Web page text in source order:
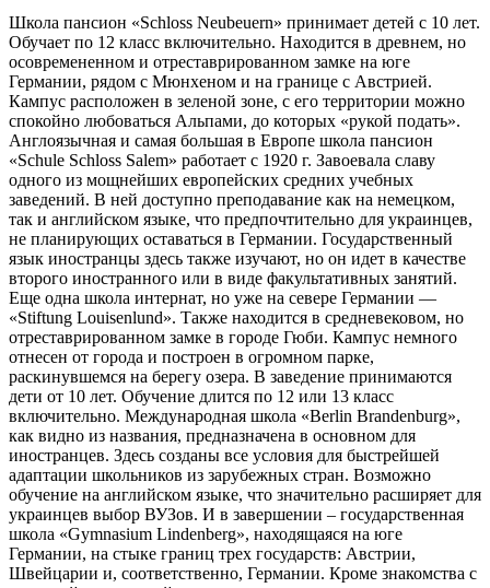
Школа пансион «Schloss Neubeuern» принимает детей с 10 лет.
Обучает по 12 класс включительно. Находится в древнем, но
осовремененном и отреставрированном замке на юге
Германии, рядом с Мюнхеном и на границе с Австрией.
Кампус расположен в зеленой зоне, с его территории можно
спокойно любоваться Альпами, до которых «рукой подать».
Англоязычная и самая большая в Европе школа пансион
«Schule Schloss Salem» работает с 1920 г. Завоевала славу
одного из мощнейших европейских средних учебных
заведений. В ней доступно преподавание как на немецком,
так и английском языке, что предпочтительно для украинцев,
не планирующих оставаться в Германии. Государственный
язык иностранцы здесь также изучают, но он идет в качестве
второго иностранного или в виде факультативных занятий.
Еще одна школа интернат, но уже на севере Германии —
«Stiftung Louisenlund». Также находится в средневековом, но
отреставрированном замке в городе Гюби. Кампус немного
отнесен от города и построен в огромном парке,
раскинувшемся на берегу озера. В заведение принимаются
дети от 10 лет. Обучение длится по 12 или 13 класс
включительно. Международная школа «Berlin Brandenburg»,
как видно из названия, предназначена в основном для
иностранцев. Здесь созданы все условия для быстрейшей
адаптации школьников из зарубежных стран. Возможно
обучение на английском языке, что значительно расширяет для
украинцев выбор ВУЗов. И в завершении – государственная
школа «Gymnasium Lindenberg», находящаяся на юге
Германии, на стыке границ трех государств: Австрии,
Швейцарии и, соответственно, Германии. Кроме знакомства с